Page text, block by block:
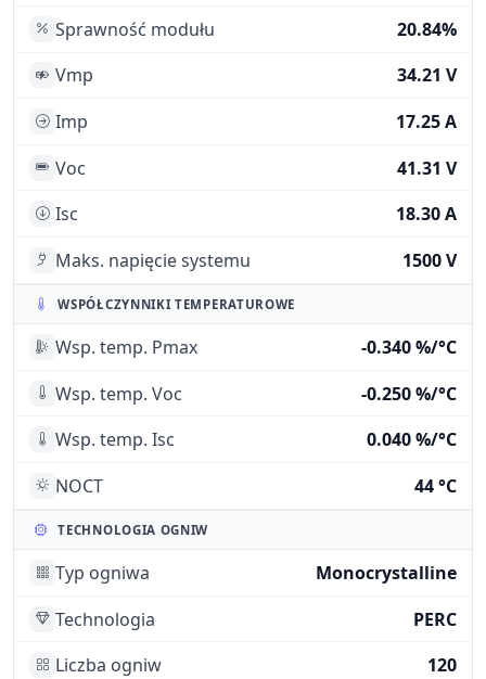
Sprawność modułu
20.84%
Vmp
34.21 V
Imp
17.25 A
Voc
41.31 V
Isc
18.30 A
Maks. napięcie systemu
1500 V
WSPÓŁCZYNNIKI TEMPERATUROWE
Wsp. temp. Pmax
-0.340 %/°C
Wsp. temp. Voc
-0.250 %/°C
Wsp. temp. Isc
0.040 %/°C
NOCT
44 °C
TECHNOLOGIA OGNIW
Typ ogniwa
Monocrystalline
Technologia
PERC
Liczba ogniw
120